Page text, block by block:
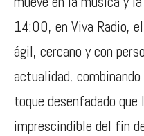
14:00, en Viva Radio,
ágil, cercano y con
actualidad,
toque desenfadado
imprescindible del fin